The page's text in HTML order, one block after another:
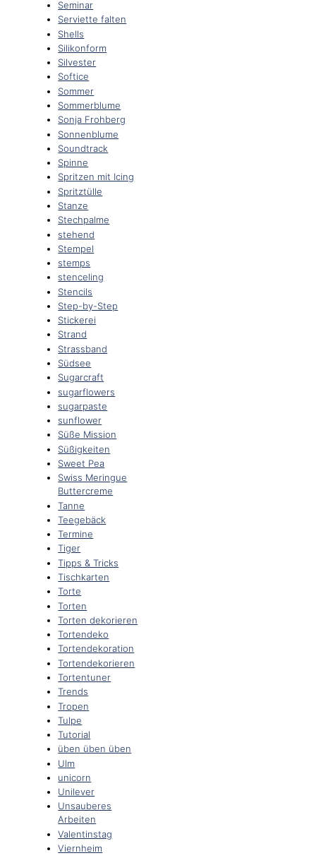
Seminar
Serviette falten
Shells
Silikonform
Silvester
Softice
Sommer
Sommerblume
Sonja Frohberg
Sonnenblume
Soundtrack
Spinne
Spritzen mit Icing
Spritztülle
Stanze
Stechpalme
stehend
Stempel
stemps
stenceling
Stencils
Step-by-Step
Stickerei
Strand
Strassband
Südsee
Sugarcraft
sugarflowers
sugarpaste
sunflower
Süße Mission
Süßigkeiten
Sweet Pea
Swiss Meringue
Buttercreme
Tanne
Teegebäck
Termine
Tiger
Tipps & Tricks
Tischkarten
Torte
Torten
Torten dekorieren
Tortendeko
Tortendekoration
Tortendekorieren
Tortentuner
Trends
Tropen
Tulpe
Tutorial
üben üben üben
Ulm
unicorn
Unilever
Unsauberes
Arbeiten
Valentinstag
Viernheim